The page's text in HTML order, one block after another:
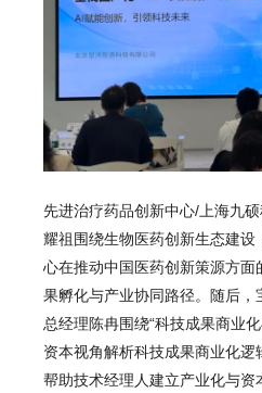
先进治疗药品创新中心/上海九
耀祖围绕生物医药创新生态建设
心在推动中国医药创新策源方
果孵化与产业协同路径。随后，
总经理陈冉围绕“科技成果商业
资本视角解析科技成果商业化
帮助技术经理人建立产业化与资